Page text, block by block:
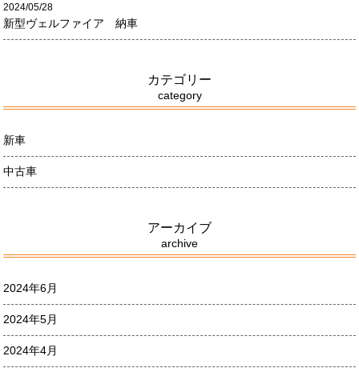
2024/05/28
新型ヴェルファイア 納車
カテゴリー
category
新車
中古車
アーカイブ
archive
2024年6月
2024年5月
2024年4月